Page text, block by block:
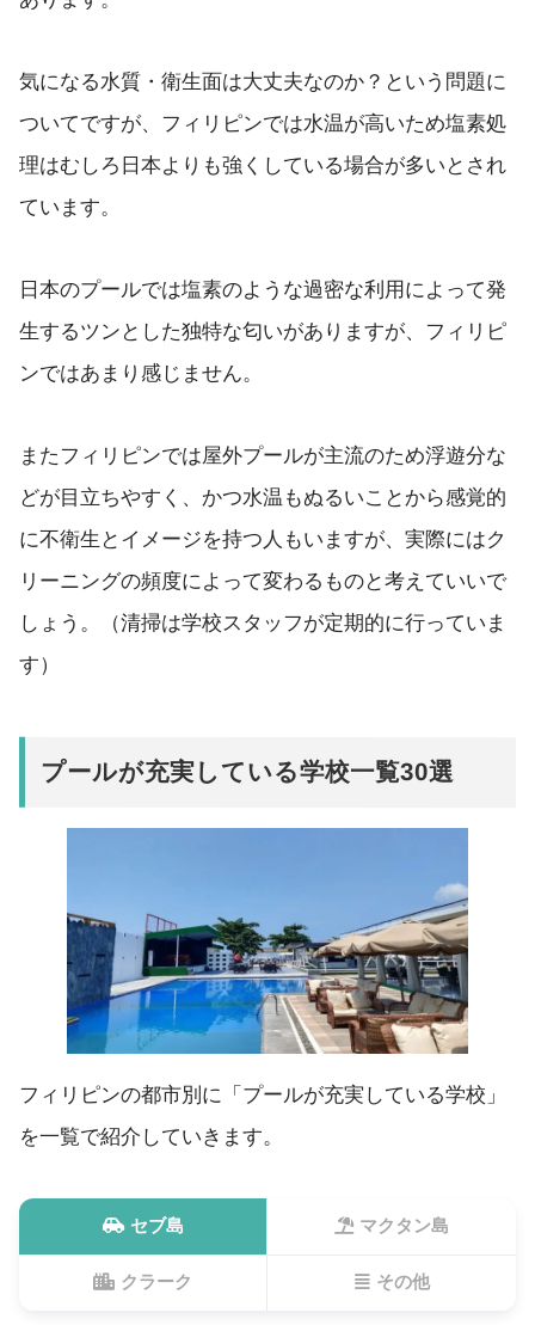
気になる水質・衛生面は大丈夫なのか？という問題に
ついてですが、フィリピンでは水温が高いため塩素処
理はむしろ日本よりも強くしている場合が多いとされ
ています。
日本のプールでは塩素のような過密な利用によって発
生するツンとした独特な匂いがありますが、フィリピ
ンではあまり感じません。
またフィリピンでは屋外プールが主流のため浮遊分な
どが目立ちやすく、かつ水温もぬるいことから感覚的
に不衛生とイメージを持つ人もいますが、実際にはク
リーニングの頻度によって変わるものと考えていいで
しょう。（清掃は学校スタッフが定期的に行っていま
す）
プールが充実している学校一覧30選
フィリピンの都市別に「プールが充実している学校」
を一覧で紹介していきます。
セブ島 マクタン島
クラーク その他